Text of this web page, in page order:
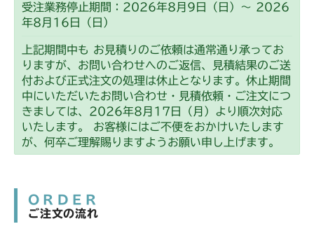
受注業務停止期間：2026年8月9日（日）～ 2026
年8月16日（日）
上記期間中も お見積りのご依頼は通常通り承ってお
りますが、お問い合わせへのご返信、見積結果のご送
付および正式注文の処理は休止となります。休止期間
中にいただいたお問い合わせ・見積依頼・ご注文につ
きましては、2026年8月17日（月）より順次対応
いたします。 お客様にはご不便をおかけいたします
が、何卒ご理解賜りますようお願い申し上げます。
ORDER
ご注文の流れ